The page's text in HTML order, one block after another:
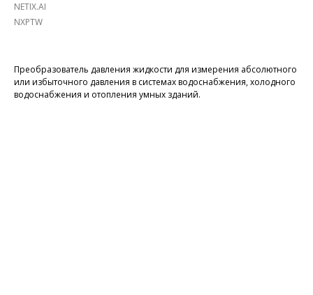
NETIX.AI
NXPTW
Преобразователь давления жидкости для измерения абсолютного
или избыточного давления в системах водоснабжения, холодного
водоснабжения и отопления умных зданий.